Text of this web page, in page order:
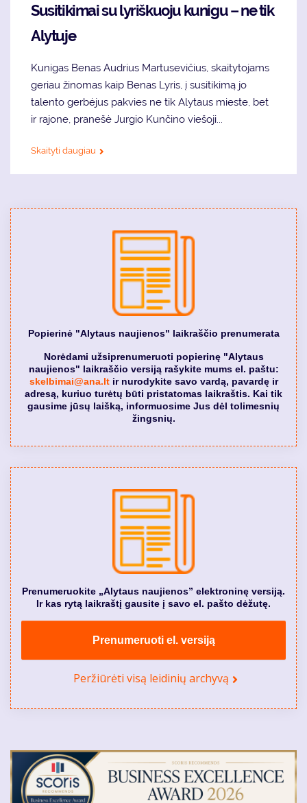
Susitikimai su lyriškuoju kunigu – ne tik
Alytuje
Kunigas Benas Audrius Martusevičius, skaitytojams
geriau žinomas kaip Benas Lyris, į susitikimą jo
talento gerbėjus pakvies ne tik Alytaus mieste, bet
ir rajone, pranešė Jurgio Kunčino viešoji...
Skaityti daugiau
Popierinė "Alytaus naujienos" laikraščio prenumerata
Norėdami užsiprenumeruoti popierinę "Alytaus
naujienos" laikraščio versiją rašykite mums el. paštu:
skelbimai@ana.ltir nurodykite savo vardą, pavardę ir
adresą, kuriuo turėtų būti pristatomas laikraštis. Kai tik
gausime jūsų laišką, informuosime Jus dėl tolimesnių
žingsnių.
Prenumeruokite „Alytaus naujienos” elektroninę versiją.
Ir kas rytą laikraštį gausite į savo el. pašto dėžutę.
Prenumeruoti el. versiją
Peržiūrėti visą leidinių archyvą